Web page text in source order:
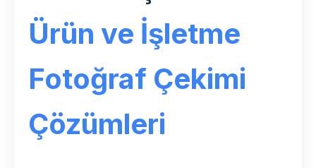
Ürün ve İşletme
Fotoğraf Çekimi
Çözümleri